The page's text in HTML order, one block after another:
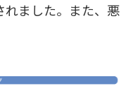
ました。また、悪